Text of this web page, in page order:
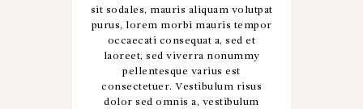
sit sodales, mauris aliquam volutpat
purus, lorem morbi mauris tempor
occaecati consequat a, sed et
laoreet, sed viverra nonummy
pellentesque varius est
consectetuer. Vestibulum risus
dolor sed omnis a, vestibulum